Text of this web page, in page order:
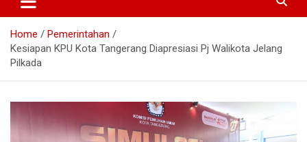
Home
Pemerintahan
Kesiapan KPU Kota Tangerang Diapresiasi Pj Walikota Jelang
Pilkada